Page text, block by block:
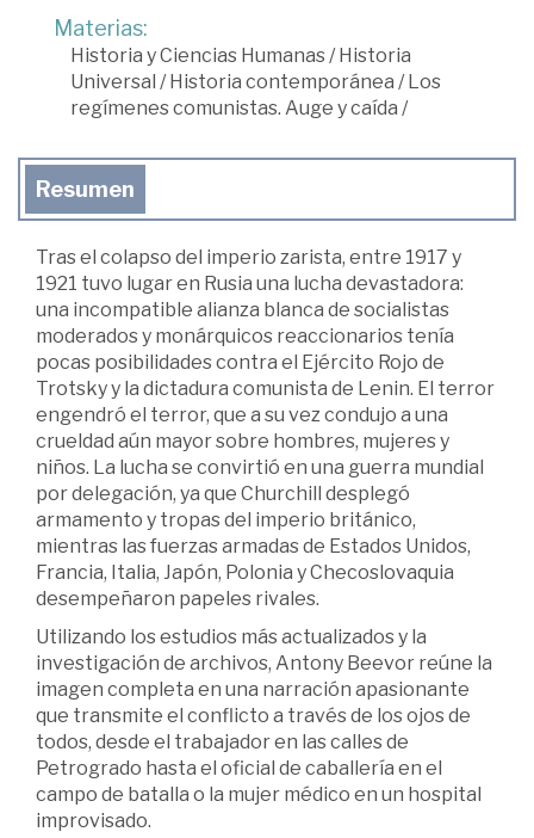
Materias:
Historia y Ciencias Humanas /Historia
Universal /Historia contemporánea /Los
regímenes comunistas. Auge y caída /
Resumen
Tras el colapso del imperio zarista, entre 1917 y
1921 tuvo lugar en Rusia una lucha devastadora:
una incompatible alianza blanca de socialistas
moderados y monárquicos reaccionarios tenía
pocas posibilidades contra el Ejército Rojo de
Trotsky y la dictadura comunista de Lenin. El terror
engendró el terror, que a su vez condujo a una
crueldad aún mayor sobre hombres, mujeres y
niños. La lucha se convirtió en una guerra mundial
por delegación, ya que Churchill desplegó
armamento y tropas del imperio británico,
mientras las fuerzas armadas de Estados Unidos,
Francia, Italia, Japón, Polonia y Checoslovaquia
desempeñaron papeles rivales.
Utilizando los estudios más actualizados y la
investigación de archivos, Antony Beevor reúne la
imagen completa en una narración apasionante
que transmite el conflicto a través de los ojos de
todos, desde el trabajador en las calles de
Petrogrado hasta el oficial de caballería en el
campo de batalla o la mujer médico en un hospital
improvisado.